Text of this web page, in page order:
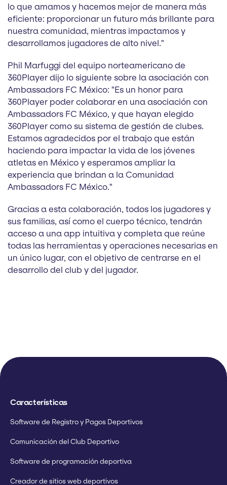
lo que amamos y hacemos mejor de manera más
eficiente: proporcionar un futuro más brillante para
nuestra comunidad, mientras impactamos y
desarrollamos jugadores de alto nivel."
Phil Marfuggi del equipo norteamericano de
360Player dijo lo siguiente sobre la asociación con
Ambassadors FC México: "Es un honor para
360Player poder colaborar en una asociación con
Ambassadors FC México, y que hayan elegido
360Player como su sistema de gestión de clubes.
Estamos agradecidos por el trabajo que están
haciendo para impactar la vida de los jóvenes
atletas en México y esperamos ampliar la
experiencia que brindan a la Comunidad
Ambassadors FC México."
Gracias a esta colaboración, todos los jugadores y
sus familias, así como el cuerpo técnico, tendrán
acceso a una app intuitiva y completa que reúne
todas las herramientas y operaciones necesarias en
un único lugar, con el objetivo de centrarse en el
desarrollo del club y del jugador.
Características
Software de Registro y Pagos Deportivos
Comunicación del Club Deportivo
Software de programación deportiva
Creador de sitios web deportivos